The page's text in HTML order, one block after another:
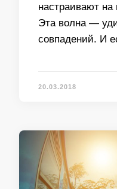
настраивают на
Эта волна —
совпадений. И
20.03.2018